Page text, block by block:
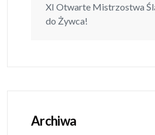
XI Otwarte Mistrzostwa
do Żywca!
Archiwa